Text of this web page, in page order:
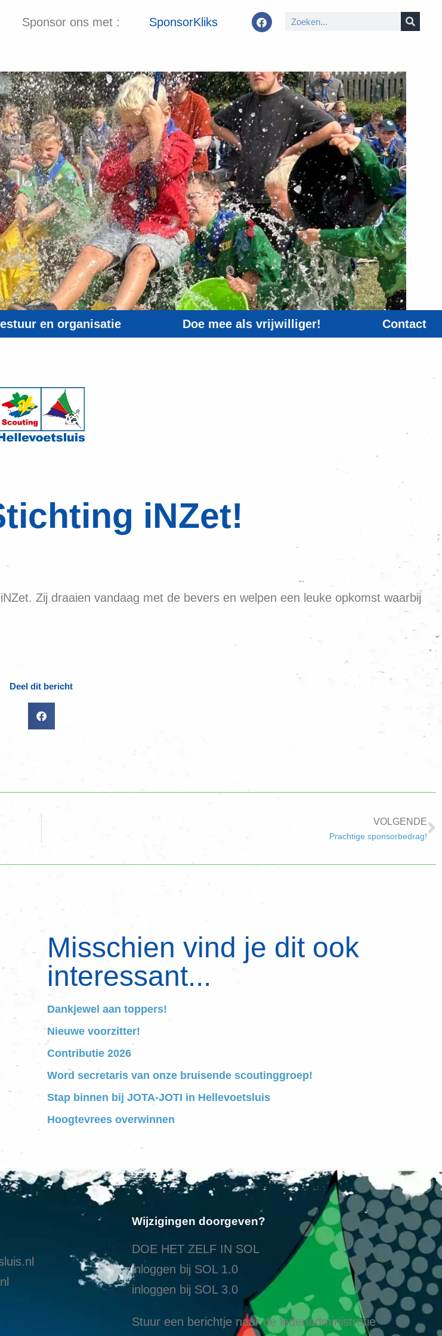
Sponsor ons met : SponsorKliks
en organisatie Doe mee als vrijwilliger! Contact
iNZet!
Zij draaien vandaag met de bevers en welpen een leuke opkomst waarbij
Deel dit bericht
VOLGENDE
Prachtige sponsorbedrag!
Misschien vind je dit ook
interessant...
Dankjewel aan toppers!
Nieuwe voorzitter!
Contributie 2026
Word secretaris van onze bruisende scoutinggroep!
Stap binnen bij JOTA-JOTI in Hellevoetsluis
Hoogtevrees overwinnen
Wijzigingen doorgeven?
DOE HET ZELF IN SOL
inloggen bij SOL 1.0
inloggen bij SOL 3.0
Stuur een berichtje naar de ledenadministratie